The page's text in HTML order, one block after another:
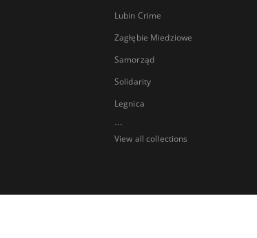
Lubin Crime
Zagłębie Miedziowe
Samorząd
Solidarity
Legnica
...
View all collections